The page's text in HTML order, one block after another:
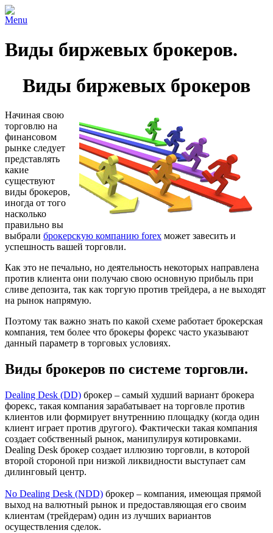
Menu
Виды биржевых брокеров.
Виды биржевых брокеров
Начиная свою
торговлю на
финансовом
рынке следует
представлять
какие
существуют
виды брокеров,
иногда от того
насколько
правильно вы
выбрали брокерскую компанию forex может завесить и
успешность вашей торговли.
Как это не печально, но деятельность некоторых направлена
против клиента они получаю свою основную прибыль при
сливе депозита, так как торгую против трейдера, а не выходят
на рынок напрямую.
Поэтому так важно знать по какой схеме работает брокерская
компания, тем более что брокеры форекс часто указывают
данный параметр в торговых условиях.
Виды брокеров по системе торговли.
Dealing Desk (DD) брокер – самый худший вариант брокера
форекс, такая компания зарабатывает на торговле против
клиентов или формирует внутреннию площадку (когда один
клиент играет против другого). Фактически такая компания
создает собственный рынок, манипулируя котировками.
Dealing Desk брокер создает иллюзию торговли, в которой
второй стороной при низкой ликвидности выступает сам
дилинговый центр.
No Dealing Desk (NDD) брокер – компания, имеющая прямой
выход на валютный рынок и предоставляющая его своим
клиентам (трейдерам) один из лучших вариантов
осуществления сделок.